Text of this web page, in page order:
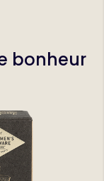
bonheur